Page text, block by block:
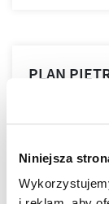
Niniejsza
PLAN
PLAN